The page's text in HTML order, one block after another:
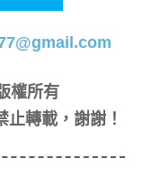
權所有
轉載，謝謝！